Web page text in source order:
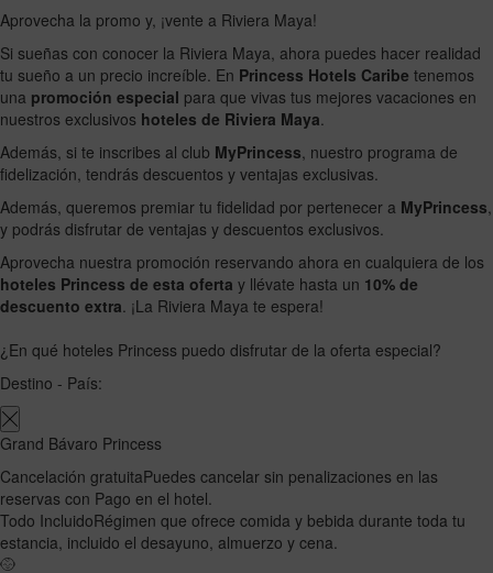
Aprovecha la promo y, ¡vente a Riviera Maya!
Si sueñas con conocer la Riviera Maya, ahora puedes hacer realidad
tu sueño a un precio increíble. En Princess Hotels Caribe tenemos
una promoción especial para que vivas tus mejores vacaciones en
nuestros exclusivos hoteles de Riviera Maya.
Además, si te inscribes al club MyPrincess, nuestro programa de
fidelización, tendrás descuentos y ventajas exclusivas.
Además, queremos premiar tu fidelidad por pertenecer a MyPrincess,
y podrás disfrutar de ventajas y descuentos exclusivos.
Aprovecha nuestra promoción reservando ahora en cualquiera de los
hoteles Princess de esta oferta y llévate hasta un 10% de
descuento extra. ¡La Riviera Maya te espera!
¿En qué hoteles Princess puedo disfrutar de la oferta especial?
Destino - País:
Grand Bávaro Princess
Cancelación gratuitaPuedes cancelar sin penalizaciones en las
reservas con Pago en el hotel.
Todo IncluidoRégimen que ofrece comida y bebida durante toda tu
estancia, incluido el desayuno, almuerzo y cena.